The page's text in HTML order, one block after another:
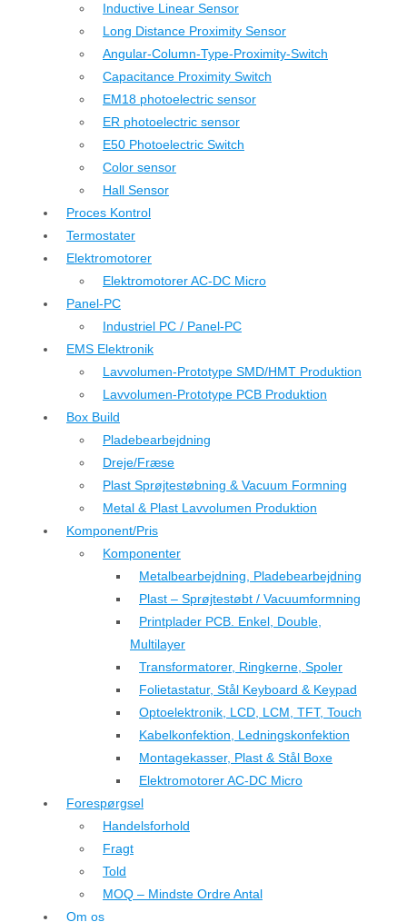
Inductive Linear Sensor
Long Distance Proximity Sensor
Angular-Column-Type-Proximity-Switch
Capacitance Proximity Switch
EM18 photoelectric sensor
ER photoelectric sensor
E50 Photoelectric Switch
Color sensor
Hall Sensor
Proces Kontrol
Termostater
Elektromotorer
Elektromotorer AC-DC Micro
Panel-PC
Industriel PC / Panel-PC
EMS Elektronik
Lavvolumen-Prototype SMD/HMT Produktion
Lavvolumen-Prototype PCB Produktion
Box Build
Pladebearbejdning
Dreje/Fræse
Plast Sprøjtestøbning & Vacuum Formning
Metal & Plast Lavvolumen Produktion
Komponent/Pris
Komponenter
Metalbearbejdning, Pladebearbejdning
Plast – Sprøjtestøbt / Vacuumformning
Printplader PCB. Enkel, Double,
Multilayer
Transformatorer, Ringkerne, Spoler
Folietastatur, Stål Keyboard & Keypad
Optoelektronik, LCD, LCM, TFT, Touch
Kabelkonfektion, Ledningskonfektion
Montagekasser, Plast & Stål Boxe
Elektromotorer AC-DC Micro
Forespørgsel
Handelsforhold
Fragt
Told
MOQ – Mindste Ordre Antal
Om os